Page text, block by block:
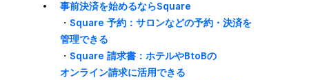
事前決済を​始めるなら​Square
・ Square 予約：サロンなどの​予約・決済を​
管理できる
・ Square 請求書：ホテルや​BtoBの​
オンライン請求に​活用できる